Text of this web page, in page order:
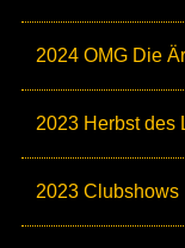
2024 OMG Die
2023 Herbst des
2023 Clubshows